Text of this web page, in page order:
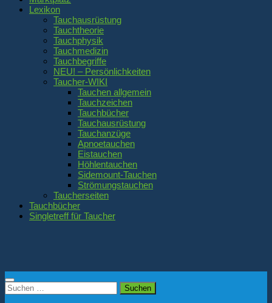
Lexikon
Tauchausrüstung
Tauchtheorie
Tauchphysik
Tauchmedizin
Tauchbegriffe
NEU! – Persönlichkeiten
Taucher-WIKI
Tauchen allgemein
Tauchzeichen
Tauchbücher
Tauchausrüstung
Tauchanzüge
Apnoetauchen
Eistauchen
Höhlentauchen
Sidemount-Tauchen
Strömungstauchen
Taucherseiten
Tauchbücher
Singletreff für Taucher
Suchen
nach: